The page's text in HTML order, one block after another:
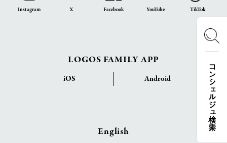
コンシェルジュ検索
Instagram X Facebook YouTube TikTok
LOGOS FAMILY APP
iOS Android
English